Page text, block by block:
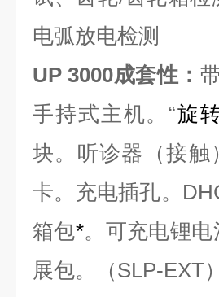
电弧放电检测
UP 3000成套性：
手持式主机。“旋
块。听诊器（接触
卡。充电插孔。
箱包*。可充电锂
展包。（SLP-EXT）